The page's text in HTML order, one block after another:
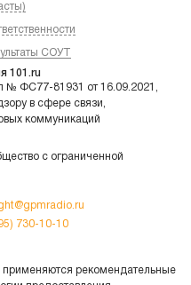
СОУТ
101.ru
№ ФС77-81931 от 16.09.2021,
в сфере связи,
коммуникаций
с ограниченной
730-10-10
рекомендательные